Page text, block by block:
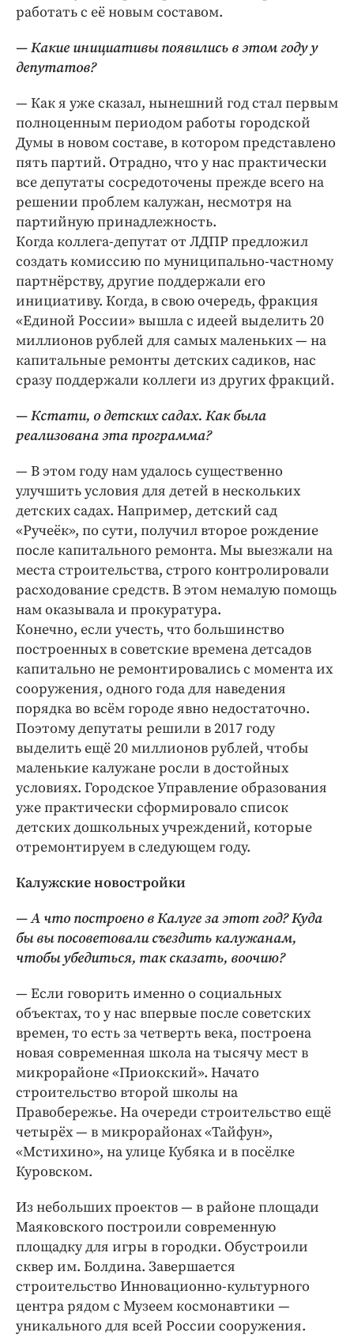
работать с её новым составом.
— Какие инициативы появились в этом году у
депутатов?
— Как я уже сказал, нынешний год стал первым
полноценным периодом работы городской
Думы в новом составе, в котором представлено
пять партий. Отрадно, что у нас практически
все депутаты сосредоточены прежде всего на
решении проблем калужан, несмотря на
партийную принадлежность.
Когда коллега-депутат от ЛДПР предложил
создать комиссию по муниципально-частному
партнёрству, другие поддержали его
инициативу. Когда, в свою очередь, фракция
«Единой России» вышла с идеей выделить 20
миллионов рублей для самых маленьких — на
капитальные ремонты детских садиков, нас
сразу поддержали коллеги из других фракций.
— Кстати, о детских садах. Как была
реализована эта программа?
— В этом году нам удалось существенно
улучшить условия для детей в нескольких
детских садах. Например, детский сад
«Ручеёк», по сути, получил второе рождение
после капитального ремонта. Мы выезжали на
места строительства, строго контролировали
расходование средств. В этом немалую помощь
нам оказывала и прокуратура.
Конечно, если учесть, что большинство
построенных в советские времена детсадов
капитально не ремонтировались с момента их
сооружения, одного года для наведения
порядка во всём городе явно недостаточно.
Поэтому депутаты решили в 2017 году
выделить ещё 20 миллионов рублей, чтобы
маленькие калужане росли в достойных
условиях. Городское Управление образования
уже практически сформировало список
детских дошкольных учреждений, которые
отремонтируем в следующем году.
Калужские новостройки
— А что построено в Калуге за этот год? Куда
бы вы посоветовали съездить калужанам,
чтобы убедиться, так сказать, воочию?
— Если говорить именно о социальных
объектах, то у нас впервые после советских
времен, то есть за четверть века, построена
новая современная школа на тысячу мест в
микрорайоне «Приокский». Начато
строительство второй школы на
Правобережье. На очереди строительство ещё
четырёх — в микрорайонах «Тайфун»,
«Мстихино», на улице Кубяка и в посёлке
Куровском.
Из небольших проектов — в районе площади
Маяковского построили современную
площадку для игры в городки. Обустроили
сквер им. Болдина. Завершается
строительство Инновационно-культурного
центра рядом с Музеем космонавтики —
уникального для всей России сооружения.